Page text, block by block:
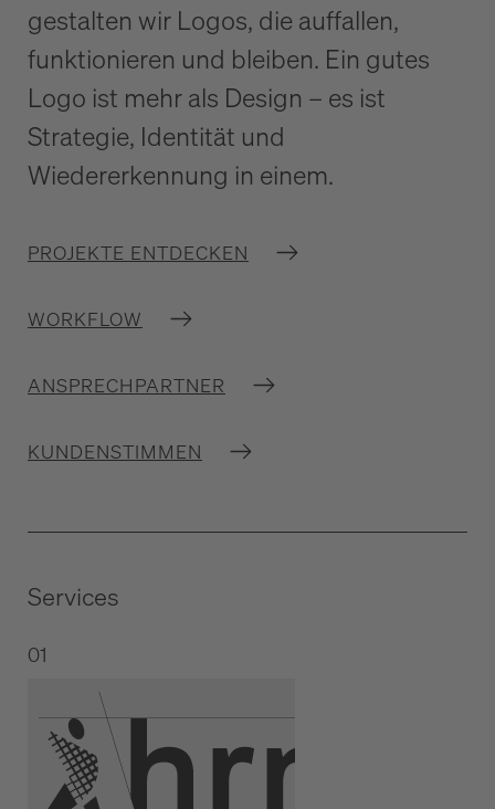
gestalten wir Logos, die auffallen,
funktionieren und bleiben. Ein gutes
Logo ist mehr als Design – es ist
Strategie, Identität und
Wiedererkennung in einem.
PROJEKTE ENTDECKEN
WORKFLOW
ANSPRECHPARTNER
KUNDENSTIMMEN
Services
01